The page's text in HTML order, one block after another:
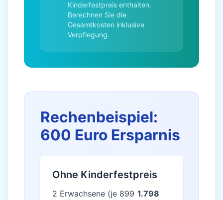
Kinderfestpreis enthalten.
Berechnen Sie die
Gesamtkosten inklusive
Verpflegung.
Rechenbeispiel:
600 Euro Ersparnis
Ohne Kinderfestpreis
2 Erwachsene (je 899 1.798